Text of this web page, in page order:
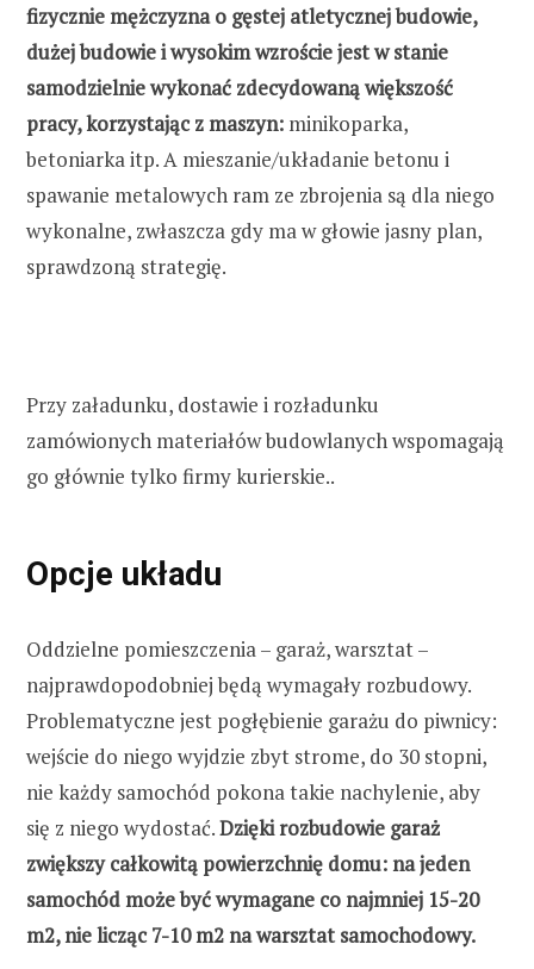
fizycznie mężczyzna o gęstej atletycznej budowie,
dużej budowie i wysokim wzroście jest w stanie
samodzielnie wykonać zdecydowaną większość
pracy, korzystając z maszyn: minikoparka,
betoniarka itp. A mieszanie/układanie betonu i
spawanie metalowych ram ze zbrojenia są dla niego
wykonalne, zwłaszcza gdy ma w głowie jasny plan,
sprawdzoną strategię.
Przy załadunku, dostawie i rozładunku
zamówionych materiałów budowlanych wspomagają
go głównie tylko firmy kurierskie..
Opcje układu
Oddzielne pomieszczenia – garaż, warsztat –
najprawdopodobniej będą wymagały rozbudowy.
Problematyczne jest pogłębienie garażu do piwnicy:
wejście do niego wyjdzie zbyt strome, do 30 stopni,
nie każdy samochód pokona takie nachylenie, aby
się z niego wydostać.Dzięki rozbudowie garaż
zwiększy całkowitą powierzchnię domu: na jeden
samochód może być wymagane co najmniej 15-20
m2, nie licząc 7-10 m2 na warsztat samochodowy.